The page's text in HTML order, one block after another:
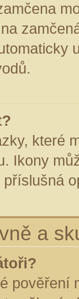
které
Ikony
a
pověření